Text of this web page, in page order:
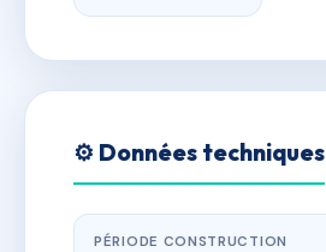
⚙️ Données techniques
PÉRIODE CONSTRUCTION